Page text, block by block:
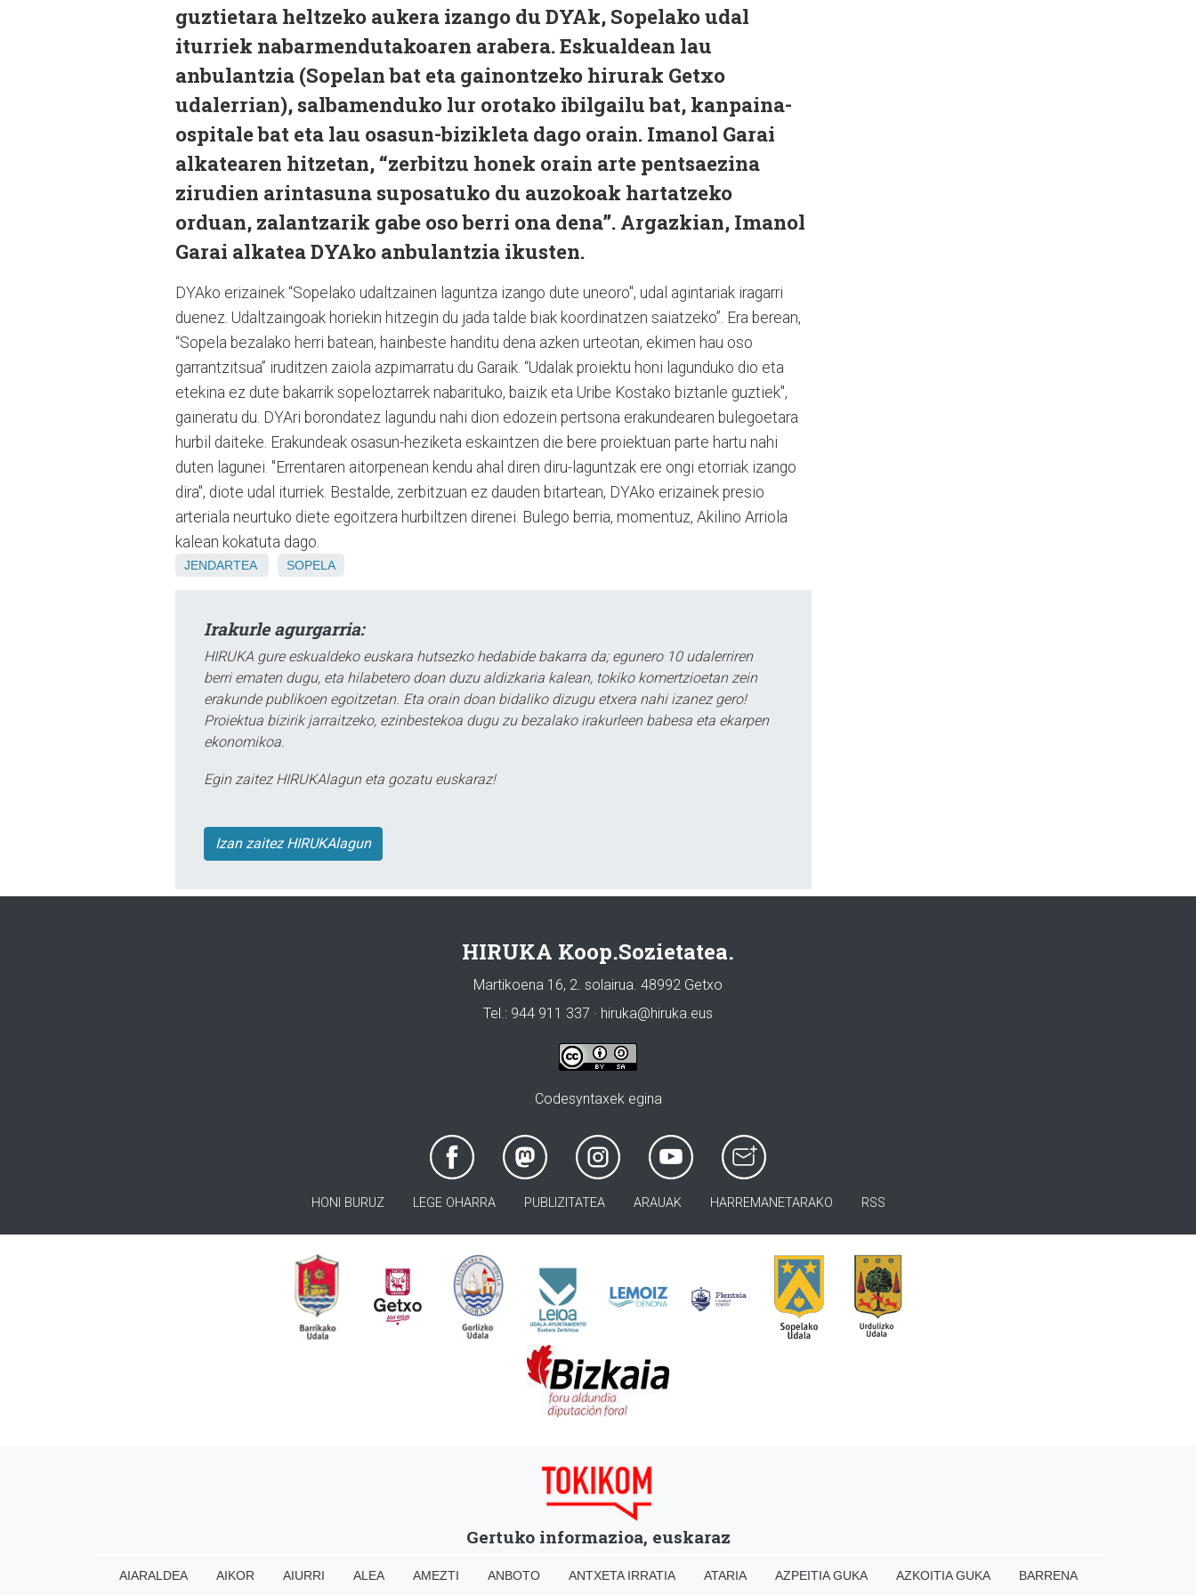
guztietara heltzeko aukera izango du DYAk, Sopelako udal
iturriek nabarmendutakoaren arabera. Eskualdean lau
anbulantzia (Sopelan bat eta gainontzeko hirurak Getxo
udalerrian), salbamenduko lur orotako ibilgailu bat, kanpaina-
ospitale bat eta lau osasun-bizikleta dago orain. Imanol Garai
alkatearen hitzetan, “zerbitzu honek orain arte pentsaezina
zirudien arintasuna suposatuko du auzokoak hartatzeko
orduan, zalantzarik gabe oso berri ona dena”. Argazkian, Imanol
Garai alkatea DYAko anbulantzia ikusten.
DYAko erizainek “Sopelako udaltzainen laguntza izango dute uneoro", udal agintariak iragarri
duenez. Udaltzaingoak horiekin hitzegin du jada talde biak koordinatzen saiatzeko”. Era berean,
“Sopela bezalako herri batean, hainbeste handitu dena azken urteotan, ekimen hau oso
garrantzitsua” iruditzen zaiola azpimarratu du Garaik. “Udalak proiektu honi lagunduko dio eta
etekina ez dute bakarrik sopeloztarrek nabarituko, baizik eta Uribe Kostako biztanle guztiek",
gaineratu du. DYAri borondatez lagundu nahi dion edozein pertsona erakundearen bulegoetara
hurbil daiteke. Erakundeak osasun-heziketa eskaintzen die bere proiektuan parte hartu nahi
duten lagunei. "Errentaren aitorpenean kendu ahal diren diru-laguntzak ere ongi etorriak izango
dira", diote udal iturriek. Bestalde, zerbitzuan ez dauden bitartean, DYAko erizainek presio
arteriala neurtuko diete egoitzera hurbiltzen direnei. Bulego berria, momentuz, Akilino Arriola
kalean kokatuta dago.
JENDARTEA SOPELA
Irakurle agurgarria:
HIRUKA gure eskualdeko euskara hutsezko hedabide bakarra da; egunero 10 udalerriren
berri ematen dugu, eta hilabetero doan duzu aldizkaria kalean, tokiko komertzioetan zein
erakunde publikoen egoitzetan. Eta orain doan bidaliko dizugu etxera nahi izanez gero!
Proiektua bizirik jarraitzeko, ezinbestekoa dugu zu bezalako irakurleen babesa eta ekarpen
ekonomikoa.
Egin zaitez HIRUKAlagun eta gozatu euskaraz!
Izan zaitez HIRUKAlagun
HIRUKA Koop.Sozietatea.
Martikoena 16, 2. solairua. 48992 Getxo
Tel.: 944 911 337 · hiruka@hiruka.eus
Codesyntaxek egina
HONI BURUZ LEGE OHARRA PUBLIZITATEA ARAUAK HARREMANETARAKO RSS
Gertuko informazioa, euskaraz
AIARALDEA AIKOR AIURRI ALEA AMEZTI ANBOTO ANTXETA IRRATIA ATARIA AZPEITIA GUKA AZKOITIA GUKA
BARRENA